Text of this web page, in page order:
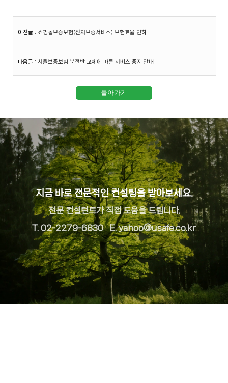
이전글 : 쇼핑몰보증보험(전자보증서비스) 보험료율 인하
다음글 : 서울보증보험 분전반 교체에 따른 서비스 중지 안내
지금 바로 전문적인 컨설팅을 받아보세요.
전문 컨설턴트가 직접 도움을 드립니다.
T. 02-2279-6830 E. yahoo@usafe.co.kr